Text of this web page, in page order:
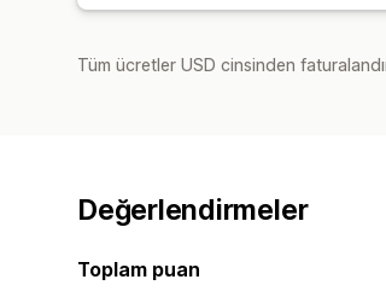
Tüm ücretler USD cinsinden
Değerlendirmeler
Toplam puan